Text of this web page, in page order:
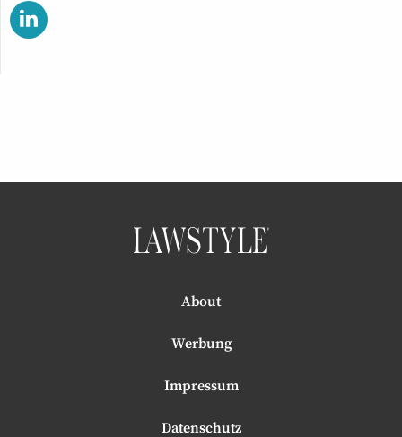
About
Werbung
Impressum
Datenschutz